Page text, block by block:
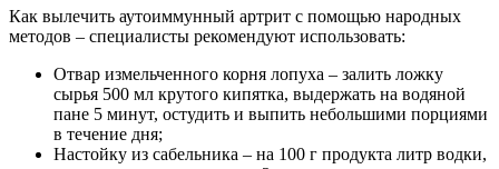
Как вылечить аутоиммунный артрит с помощью народных
методов – специалисты рекомендуют использовать:
Отвар измельченного корня лопуха – залить ложку
сырья 500 мл крутого кипятка, выдержать на водяной
пане 5 минут, остудить и выпить небольшими порциями
в течение дня;
Настойку из сабельника – на 100 г продукта литр водки,